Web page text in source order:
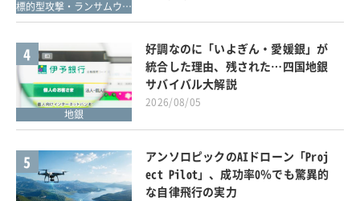
標的型攻撃・ランサムウェア対策
4
地銀
好調なのに「いよぎん・愛媛銀」が
統合した理由、残された…四国地銀
サバイバル大解説
2026/08/05
5
アンソロピックのAIドローン「Proj
ect Pilot」、成功率0％でも驚異的
な自律飛行の実力